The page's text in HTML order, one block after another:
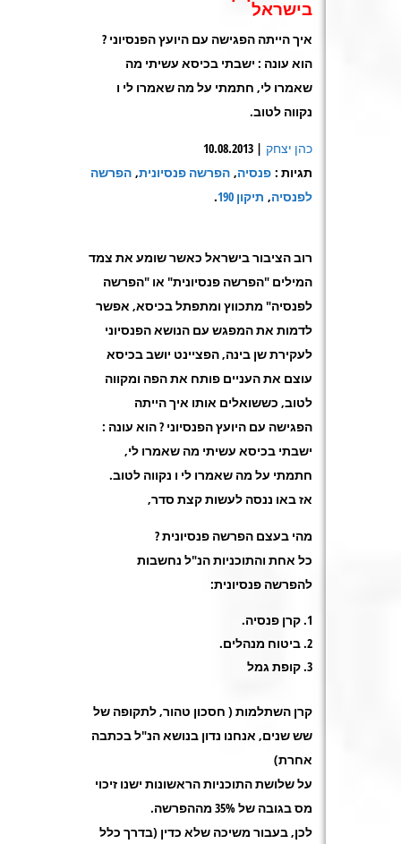
בישראל
איך הייתה הפגישה עם היועץ הפנסיוני ?
הוא עונה : ישבתי בכיסא עשיתי מה
שאמרו לי, חתמתי על מה שאמרו לי ו
נקווה לטוב.
כהן יצחק | 10.08.2013
תגיות : פנסיה, הפרשה פנסיונית, הפרשה
לפנסיה, תיקון 190 .
רוב הציבור בישראל כאשר שומע את צמד
המילים "הפרשה פנסיונית" או "הפרשה
לפנסיה" מתכווץ ומתפתל בכיסא, אפשר
לדמות את המפגש עם הנושא הפנסיוני
לעקירת שן בינה, הפציינט יושב בכיסא
עוצם את העניים פותח את הפה ומקווה
לטוב, כששואלים אותו איך הייתה
הפגישה עם היועץ הפנסיוני ? הוא עונה :
ישבתי בכיסא עשיתי מה שאמרו לי,
חתמתי על מה שאמרו לי ו נקווה לטוב.
אז באו ננסה לעשות קצת סדר,
מהי בעצם הפרשה פנסיונית?
כל אחת והתוכניות הנ"ל נחשבות
להפרשה פנסיונית:
קרן פנסיה.
ביטוח מנהלים.
קופת גמל
קרן השתלמות ( חסכון טהור, לתקופה של
שש שנים, אנחנו נדון בנושא הנ"ל בכתבה
אחרת)
על שלושת התוכניות הראשונות ישנו זיכוי
מס בגובה של 35% מההפרשה
.
לכן, בעבור משיכה שלא כדין (בדרך כלל